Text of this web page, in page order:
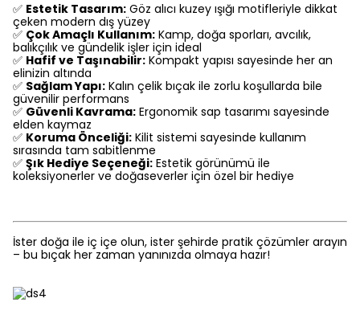
✅ Estetik Tasarım: Göz alıcı kuzey ışığı motifleriyle dikkat
çeken modern dış yüzey
✅ Çok Amaçlı Kullanım: Kamp, doğa sporları, avcılık,
balıkçılık ve gündelik işler için ideal
✅ Hafif ve Taşınabilir: Kompakt yapısı sayesinde her an
elinizin altında
✅ Sağlam Yapı: Kalın çelik bıçak ile zorlu koşullarda bile
güvenilir performans
✅ Güvenli Kavrama: Ergonomik sap tasarımı sayesinde
elden kaymaz
✅ Koruma Önceliği: Kilit sistemi sayesinde kullanım
sırasında tam sabitlenme
✅ Şık Hediye Seçeneği: Estetik görünümü ile
koleksiyonerler ve doğaseverler için özel bir hediye
İster doğa ile iç içe olun, ister şehirde pratik çözümler arayın
– bu bıçak her zaman yanınızda olmaya hazır!